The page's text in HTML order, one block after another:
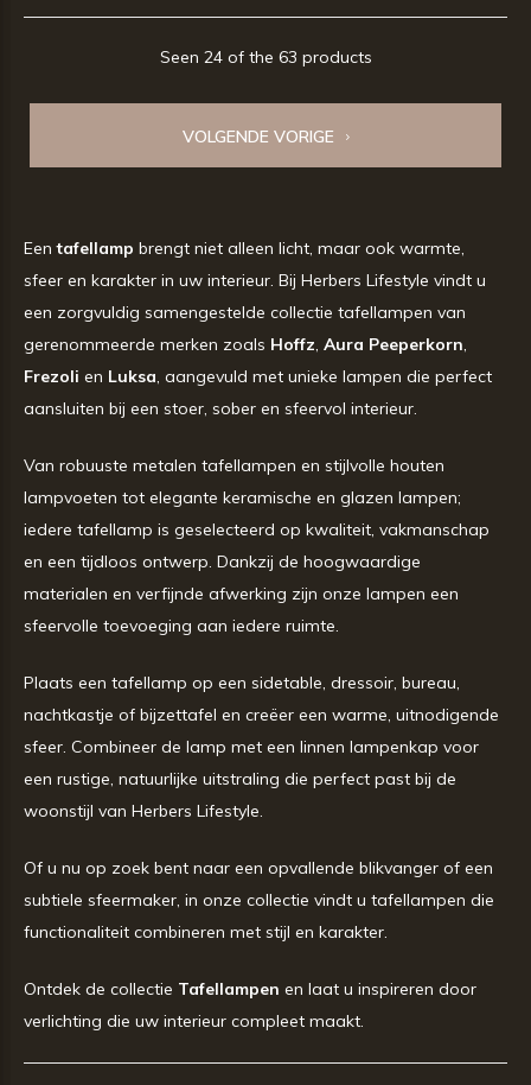
Seen 24 of the 63 products
VOLGENDE VORIGE
Eentafellamp brengt niet alleen licht, maar ook warmte,
sfeer en karakter in uw interieur. Bij Herbers Lifestyle vindt u
een zorgvuldig samengestelde collectie tafellampen van
gerenommeerde merken zoals Hoffz, Aura Peeperkorn,
Frezoli en Luksa, aangevuld met unieke lampen die perfect
aansluiten bij een stoer, sober en sfeervol interieur.
Van robuuste metalen tafellampen en stijlvolle houten
lampvoeten tot elegante keramische en glazen lampen;
iedere tafellamp is geselecteerd op kwaliteit, vakmanschap
en een tijdloos ontwerp. Dankzij de hoogwaardige
materialen en verfijnde afwerking zijn onze lampen een
sfeervolle toevoeging aan iedere ruimte.
Plaats een tafellamp op een sidetable, dressoir, bureau,
nachtkastje of bijzettafel en creëer een warme, uitnodigende
sfeer. Combineer de lamp met een linnen lampenkap voor
een rustige, natuurlijke uitstraling die perfect past bij de
woonstijl van Herbers Lifestyle.
Of u nu op zoek bent naar een opvallende blikvanger of een
subtiele sfeermaker, in onze collectie vindt u tafellampen die
functionaliteit combineren met stijl en karakter.
Ontdek de collectie Tafellampen en laat u inspireren door
verlichting die uw interieur compleet maakt.